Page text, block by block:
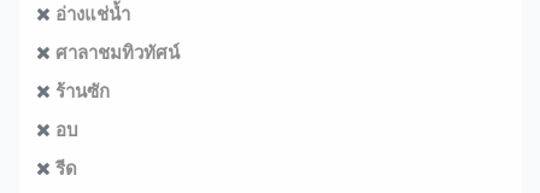
อ่างแช่น้ำ
ศาลาชมทิวทัศน์
ร้านซัก
อบ
รีด